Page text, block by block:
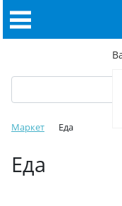
Маркет Еда
Еда